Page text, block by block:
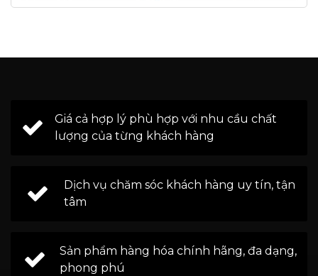
Giá cả hợp lý phù hợp với nhu cầu chất
lượng của từng khách hàng
Dịch vụ chăm sóc khách hàng uy tín, tận
tâm
Sản phẩm hàng hóa chính hãng, đa dạng,
phong phú